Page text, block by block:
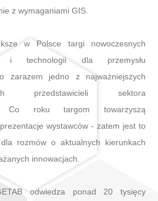
z wymaganiami GIS.
w Polsce targi nowoczesnych
i technologii dla przemysłu
zarazem jedno z najważniejszych
przedstawicieli sektora
Co roku targom towarzyszą
wystawców - zatem jest to
rozmów o aktualnych kierunkach
innowacjach.
odwiedza ponad 20 tysięcy